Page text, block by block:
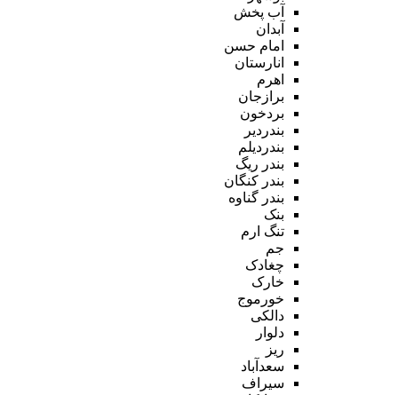
آب پخش
آبدان
امام حسن
انارستان
اهرم
برازجان
بردخون
بندردیر
بندردیلم
بندر ریگ
بندر کنگان
بندر گناوه
بنک
تنگ ارم
جم
چغادک
خارک
خورموج
دالکی
دلوار
ریز
سعدآباد
سیراف